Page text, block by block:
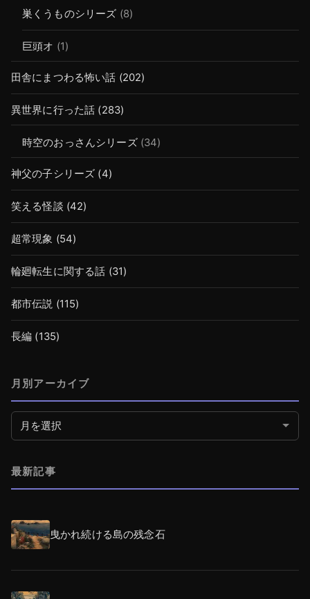
巣くうものシリーズ (8)
巨頭オ (1)
田舎にまつわる怖い話 (202)
異世界に行った話 (283)
時空のおっさんシリーズ(34)
神父の子シリーズ (4)
笑える怪談 (42)
超常現象 (54)
輪廻転生に関する話 (31)
都市伝説 (115)
長編 (135)
月別アーカイブ
月別アーカイブ
最新記事
曳かれ続ける島の残念石